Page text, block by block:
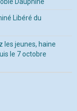
Libéré du
les jeunes, haine
le 7 octobre